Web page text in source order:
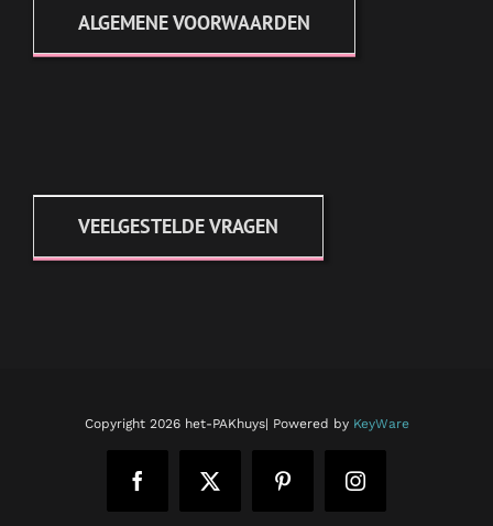
ALGEMENE VOORWAARDEN
VEELGESTELDE VRAGEN
Copyright 2026 het-PAKhuys| Powered by KeyWare
FacebookX PinterestInstagram